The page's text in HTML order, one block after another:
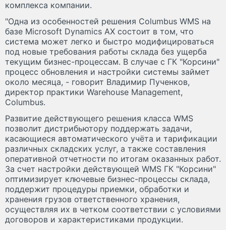
комплекса компании.
"Одна из особенностей решения Columbus WMS на
базе Microsoft Dynamics AX состоит в том, что
система может легко и быстро модифицироваться
под новые требования работы склада без ущерба
текущим бизнес-процессам. В случае с ГК "Корсини"
процесс обновления и настройки системы займет
около месяца, - говорит Владимир Пученков,
директор практики Warehouse Management,
Columbus.
Развитие действующего решения класса WMS
позволит дистрибьютору поддержать задачи,
касающиеся автоматического учёта и тарификации
различных складских услуг, а также составления
оперативной отчетности по итогам оказанных работ.
За счет настройки действующей WMS ГК "Корсини"
оптимизирует ключевые бизнес-процессы склада,
поддержит процедуры приемки, обработки и
хранения грузов ответственного хранения,
осуществляя их в четком соответствии с условиями
договоров и характеристиками продукции.